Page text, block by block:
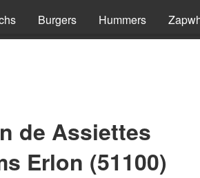
Burgers Hummers
de Assiettes
Erlon (51100)